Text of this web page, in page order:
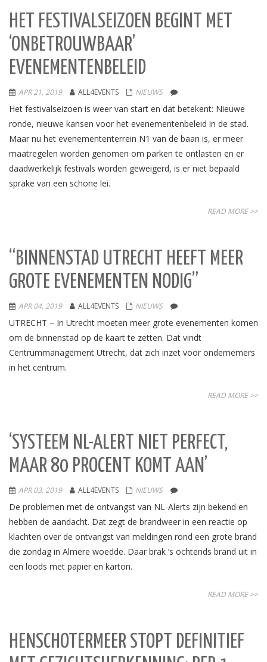
HET FESTIVALSEIZOEN BEGINT MET
‘ONBETROUWBAAR’
EVENEMENTENBELEID
APR 21, 2019 ALL4EVENTS NIEUWS
Het festivalseizoen is weer van start en dat betekent: Nieuwe
ronde, nieuwe kansen voor het evenementenbeleid in de stad.
Maar nu het evenemententerrein N1 van de baan is, er meer
maatregelen worden genomen om parken te ontlasten en er
daadwerkelijk festivals worden geweigerd, is er niet bepaald
sprake van een schone lei.
READ MORE >>
“BINNENSTAD UTRECHT HEEFT MEER
GROTE EVENEMENTEN NODIG”
APR 04, 2019 ALL4EVENTS NIEUWS
UTRECHT – In Utrecht moeten meer grote evenementen komen
om de binnenstad op de kaart te zetten. Dat vindt
Centrummanagement Utrecht, dat zich inzet voor ondernemers
in het centrum.
READ MORE >>
‘SYSTEEM NL-ALERT NIET PERFECT,
MAAR 80 PROCENT KOMT AAN’
APR 03, 2019 ALL4EVENTS NIEUWS
De problemen met de ontvangst van NL-Alerts zijn bekend en
hebben de aandacht. Dat zegt de brandweer in een reactie op
klachten over de ontvangst van meldingen rond een grote brand
die zondag in Almere woedde. Daar brak ’s ochtends brand uit in
een loods met papier en karton.
READ MORE >>
HENSCHOTERMEER STOPT DEFINITIEF